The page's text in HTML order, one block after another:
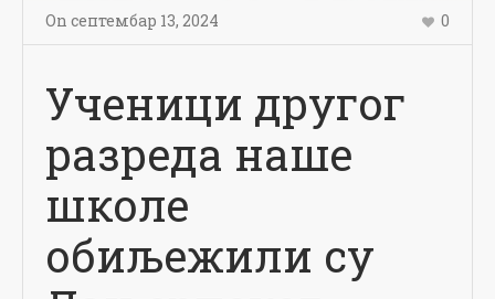
On септембар 13, 2024 0
Ученици другог
разреда наше
школе
обиљежили су